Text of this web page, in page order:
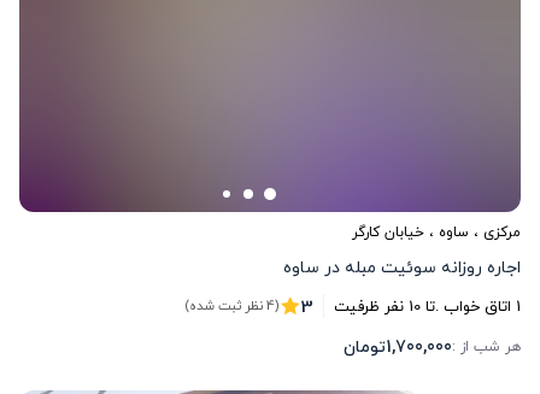
مرکزی ، ساوه ، خیابان کارگر
اجاره روزانه سوئیت مبله در ساوه
1 اتاق خواب .تا10 نفر ظرفیت 3 (4 نظر ثبت شده)
هر شب از :1,700,000تومان